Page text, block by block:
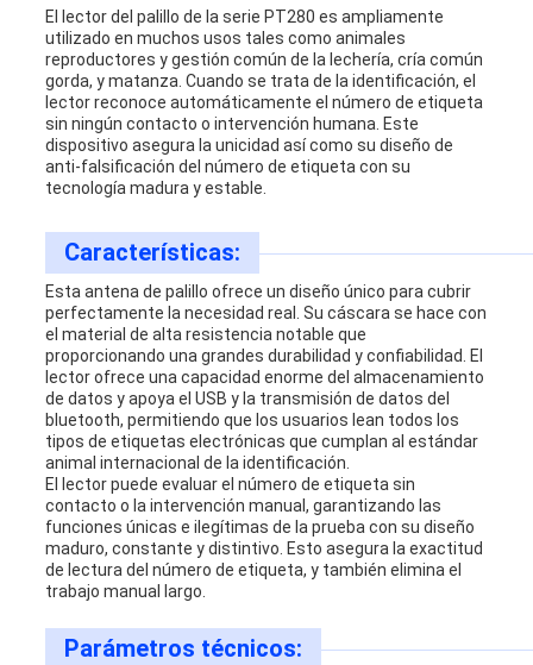
El lector del palillo de la serie PT280 es ampliamente
utilizado en muchos usos tales como animales
reproductores y gestión común de la lechería, cría común
gorda, y matanza. Cuando se trata de la identificación, el
lector reconoce automáticamente el número de etiqueta
sin ningún contacto o intervención humana. Este
dispositivo asegura la unicidad así como su diseño de
anti-falsificación del número de etiqueta con su
tecnología madura y estable.
Características:
Esta antena de palillo ofrece un diseño único para cubrir
perfectamente la necesidad real. Su cáscara se hace con
el material de alta resistencia notable que
proporcionando una grandes durabilidad y confiabilidad. El
lector ofrece una capacidad enorme del almacenamiento
de datos y apoya el USB y la transmisión de datos del
bluetooth, permitiendo que los usuarios lean todos los
tipos de etiquetas electrónicas que cumplan al estándar
animal internacional de la identificación.
El lector puede evaluar el número de etiqueta sin
contacto o la intervención manual, garantizando las
funciones únicas e ilegítimas de la prueba con su diseño
maduro, constante y distintivo. Esto asegura la exactitud
de lectura del número de etiqueta, y también elimina el
trabajo manual largo.
Parámetros técnicos: